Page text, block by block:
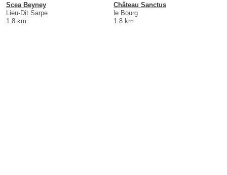
Scea Beyney
Lieu-Dit Sarpe
1.8 km
Château Sanctus
le Bourg
1.8 km